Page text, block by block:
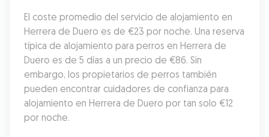
El coste promedio del servicio de alojamiento en
Herrera de Duero es de €23 por noche. Una reserva
típica de alojamiento para perros en Herrera de
Duero es de 5 días a un precio de €86. Sin
embargo, los propietarios de perros también
pueden encontrar cuidadores de confianza para
alojamiento en Herrera de Duero por tan solo €12
por noche.